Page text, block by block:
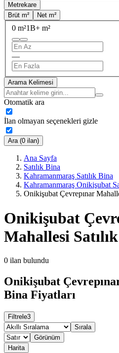
Metrekare
Brüt m²
Net m²
0 m²1B+ m²
—
Arama Kelimesi
Otomatik ara
İlan olmayan seçenekleri gizle
Ara (0 ilan)
Ana Sayfa
Satılık Bina
Kahramanmaraş Satılık Bina
Kahramanmaraş Onikişubat
Onikişubat Çevrepınar
Onikişubat
Mahallesi
0 ilan bulundu
Onikişubat
Bina Fiyatları
Filtrele3
Sırala
Görünüm
Harita